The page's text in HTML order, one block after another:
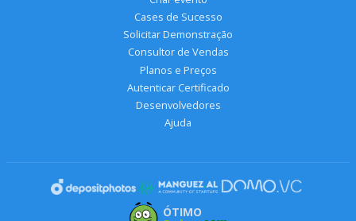
Cases de Sucesso
Solicitar Demonstração
Consultor de Vendas
Planos e Preços
Autenticar Certificado
Desenvolvedores
Ajuda
ÓTIMO